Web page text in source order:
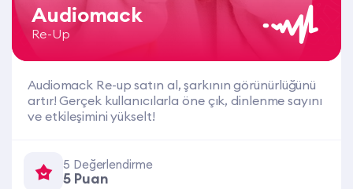
Audiomack
Re-Up
Audiomack Re-up satın al, şarkının görünürlüğünü
artır! Gerçek kullanıcılarla öne çık, dinlenme sayını
ve etkileşimini yükselt!
5 Değerlendirme
5 Puan